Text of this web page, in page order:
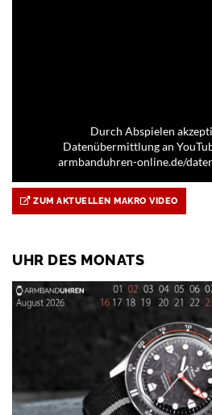
Durch Abspielen
Datenübermittlung an
armbanduhren-online.de/
ZUM AKTUELLEN MAKRO VIDEO
UHR DES MONATS